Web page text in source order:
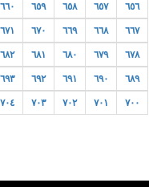
٦٥٦ ٦٥٧ ٦٥٨ ٦٥٩ ٦٦٠
٦٦٧ ٦٦٨ ٦٦٩ ٦٧٠ ٦٧١
٦٧٨ ٦٧٩ ٦٨٠ ٦٨١ ٦٨٢
٦٨٩ ٦٩٠ ٦٩١ ٦٩٢ ٦٩٣
٧٠٠ ٧٠١ ٧٠٢ ٧٠٣ ٧٠٤